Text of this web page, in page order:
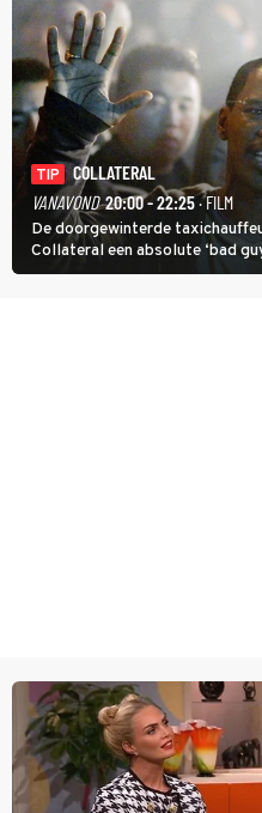
TIP
COLLATERAL
VANAVOND 20:00 - 22:25· FILM
De doorgewinterde
Collateral een absolute ‘bad
Cruise) heeft hem nodig om